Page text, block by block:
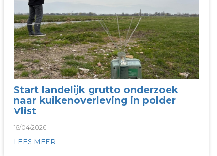
Start landelijk grutto onderzoek
naar kuikenoverleving in polder
Vlist
16/04/2026
LEES MEER